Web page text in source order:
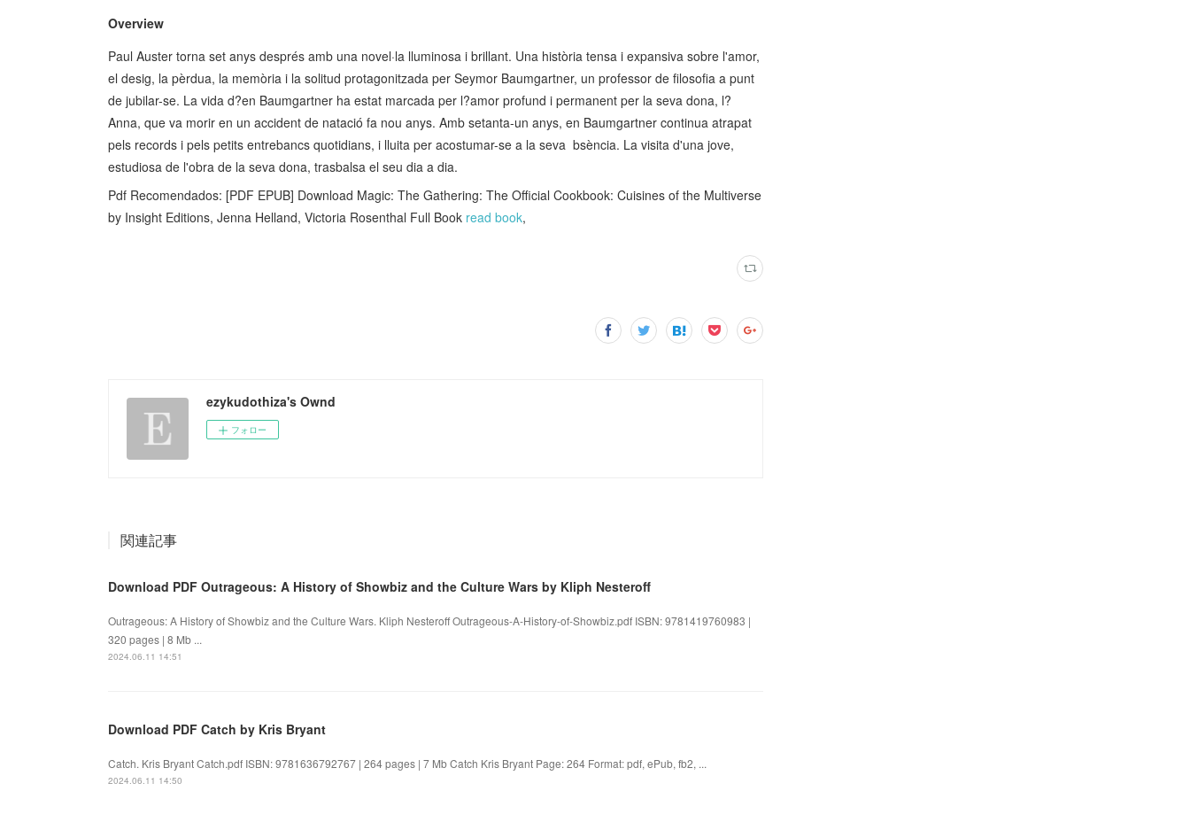
Overview
Paul Auster torna set anys després amb una novel·la lluminosa i brillant. Una història tensa i expansiva sobre l'amor,
el desig, la pèrdua, la memòria i la solitud protagonitzada per Seymor Baumgartner, un professor de filosofia a punt
de jubilar-se. La vida d?en Baumgartner ha estat marcada per l?amor profund i permanent per la seva dona, l?
Anna, que va morir en un accident de natació fa nou anys. Amb setanta-un anys, en Baumgartner continua atrapat
pels records i pels petits entrebancs quotidians, i lluita per acostumar-se a la seva bsència. La visita d'una jove,
estudiosa de l'obra de la seva dona, trasbalsa el seu dia a dia.
Pdf Recomendados: [PDF EPUB] Download Magic: The Gathering: The Official Cookbook: Cuisines of the Multiverse
by Insight Editions, Jenna Helland, Victoria Rosenthal Full Book read book,
ezykudothiza's Ownd
フォロー
関連記事
Download PDF Outrageous: A History of Showbiz and the Culture Wars by Kliph Nesteroff
Outrageous: A History of Showbiz and the Culture Wars. Kliph Nesteroff Outrageous-A-History-of-Showbiz.pdf ISBN: 9781419760983 |
320 pages | 8 Mb ...
2024.06.11 14:51
Download PDF Catch by Kris Bryant
Catch. Kris Bryant Catch.pdf ISBN: 9781636792767 | 264 pages | 7 Mb Catch Kris Bryant Page: 264 Format: pdf, ePub, fb2, ...
2024.06.11 14:50